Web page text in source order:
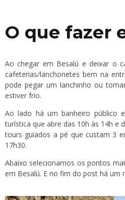
O que fazer
Ao chegar em Besalú e deixar o
cafeterias/lanchonetes bem na
pode pegar um lanchinho ou
estiver frio.
Ao lado há um banheiro público
turística que abre das 10h às 14h e
tours guiados a pé que custam 3
17h30.
Abaixo selecionamos os pontos
em Besalú. E no fim do post há um